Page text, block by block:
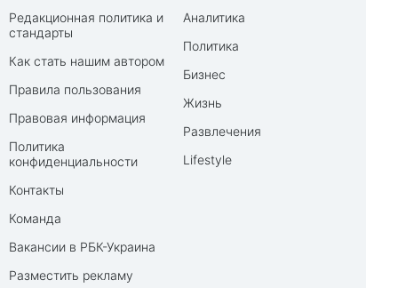
Редакционная политика и
стандарты
Как стать нашим автором
Правила пользования
Правовая информация
Политика
конфиденциальности
Контакты
Команда
Вакансии в РБК-Украина
Разместить рекламу
Аналитика
Политика
Бизнес
Жизнь
Развлечения
Lifestyle